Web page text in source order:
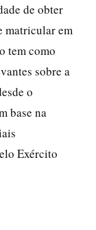
de obter
matricular em
tem como
sobre a
o
base na
Exército